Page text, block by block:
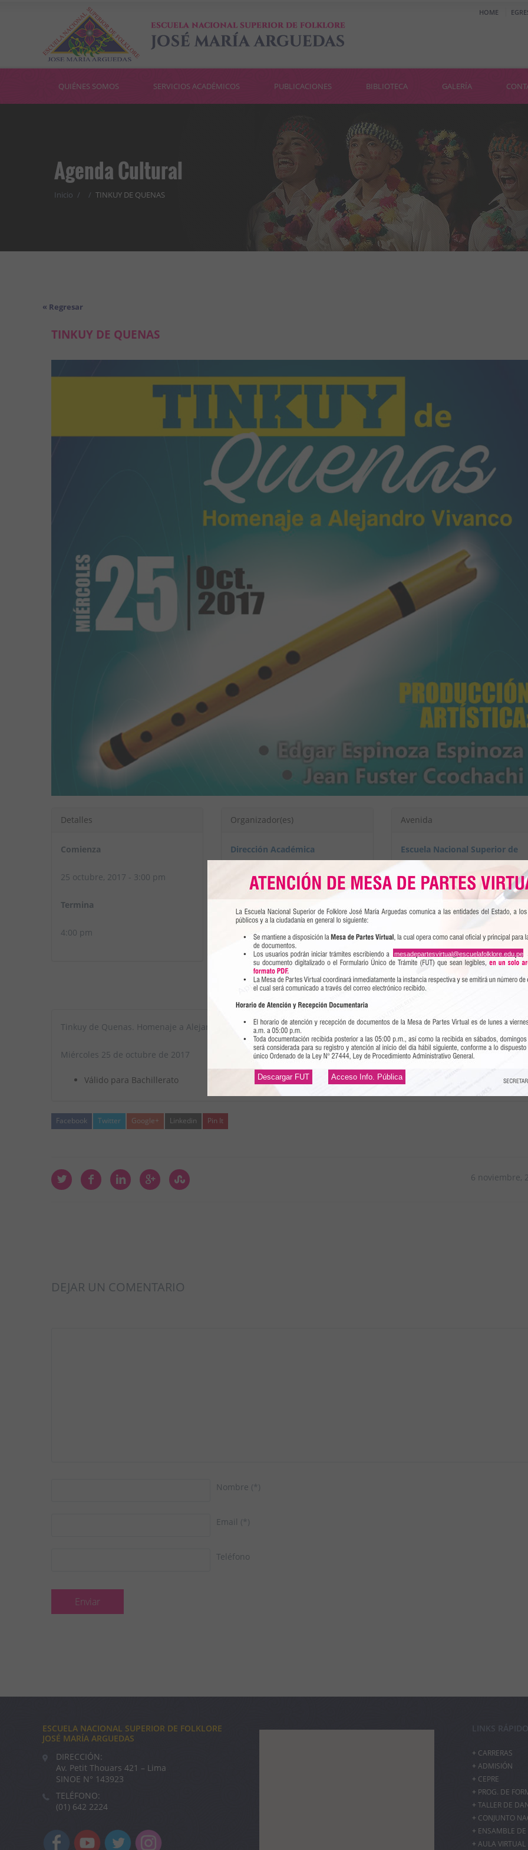
HOME
QUIÉNES SOMOS SERVICIOS ACADÉMICOS PUBLICACIONES BIBLIOTECA GALERÍA
Agenda Cultural
Inicio / / TINKUY DE QUENAS
« Regresar
TINKUY DE QUENAS
Detalles
Comienza
25 octubre, 2017 - 3:00 pm
Termina
4:00 pm
Organizador(es)
Dirección Académica
Avenida
Escuela Nacional Superior de
Folklore José María Arguedas
Jr. Torres Paz 1170, Santa
Cercado de Lima
Lima
https://
pe
Tinkuy de Quenas. Homenaje a Alejandro Vivanco
Miércoles 25 de octubre de 2017
Válido para Bachillerato
Facebook Twitter Google+ Linkedin Pin It
6 noviembre,
DEJAR UN COMENTARIO
Nombre (*)
Email (*)
Teléfono
ESCUELA NACIONAL SUPERIOR DE FOLKLORE
JOSÉ MARÍA ARGUEDAS
DIRECCIÓN:
Av. Petit Thouars 421 – Lima
SINOE N° 143923
TELÉFONO:
(01) 642 2224
LINKS
CARRERAS
ADMISIÓN
CEPRE
PROG. DE
TALLER DE
CONJUNTO
ENSAMBLE
AULA VIRTUAL
Descargar FUT Acceso Info. Pública
mesadepartesvirtual@escuelafolklore.edu.pe